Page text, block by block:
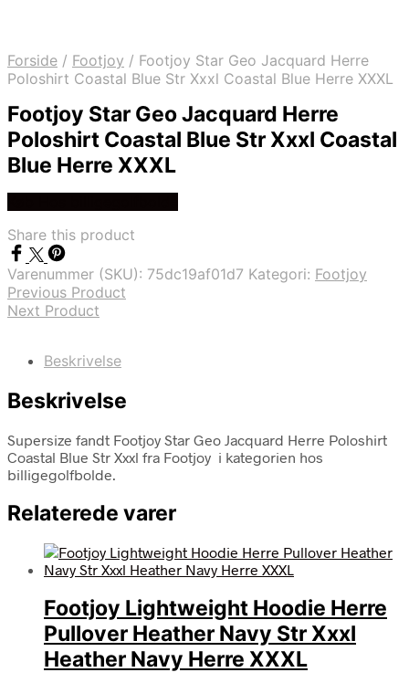
Forside / Footjoy / Footjoy Star Geo Jacquard Herre
Poloshirt Coastal Blue Str Xxxl Coastal Blue Herre XXXL
Footjoy Star Geo Jacquard Herre
Poloshirt Coastal Blue Str Xxxl Coastal
Blue Herre XXXL
Share this product
Varenummer (SKU): 75dc19af01d7 Kategori: Footjoy
Previous Product
Next Product
Beskrivelse
Beskrivelse
Supersize fandt Footjoy Star Geo Jacquard Herre Poloshirt
Coastal Blue Str Xxxl fra Footjoy i kategorien hos
billigegolfbolde.
Relaterede varer
Footjoy Lightweight Hoodie Herre
Pullover Heather Navy Str Xxxl
Heather Navy Herre XXXL